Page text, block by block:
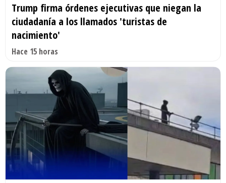
Trump firma órdenes ejecutivas que niegan la
ciudadanía a los llamados 'turistas de
nacimiento'
Hace 15 horas